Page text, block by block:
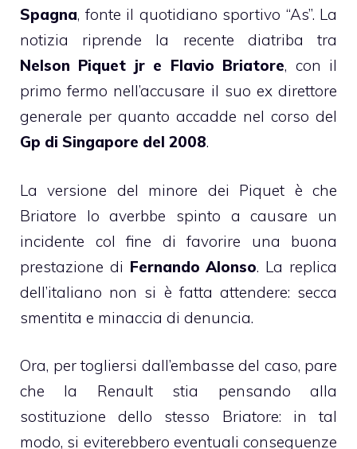
Spagna, fonte il quotidiano sportivo “As”. La
notizia riprende la recente diatriba tra
Nelson Piquet jr e Flavio Briatore, con il
primo fermo nell’accusare il suo ex direttore
generale per quanto accadde nel corso del
Gp di Singapore del 2008.
La versione del minore dei Piquet è che
Briatore lo averbbe spinto a causare un
incidente col fine di favorire una buona
prestazione di Fernando Alonso. La replica
dell’italiano non si è fatta attendere: secca
smentita e minaccia di denuncia.
Ora, per togliersi dall’embasse del caso, pare
che la Renault stia pensando alla
sostituzione dello stesso Briatore: in tal
modo, si eviterebbero eventuali conseguenze